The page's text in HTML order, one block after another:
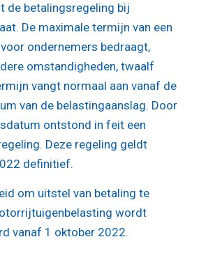
de betalingsregeling bij
De maximale termijn van een
ondernemers bedraagt,
omstandigheden, twaalf
vangt normaal aan vanaf de
van de belastingaanslag. Door
ontstond in feit een
Deze regeling geldt
definitief.
om uitstel van betaling te
wordt
vanaf 1 oktober 2022.